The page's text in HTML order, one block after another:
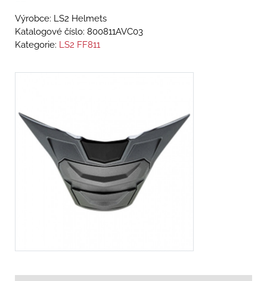
Výrobce: LS2 Helmets
Katalogové číslo: 800811AVC03
Kategorie: LS2 FF811